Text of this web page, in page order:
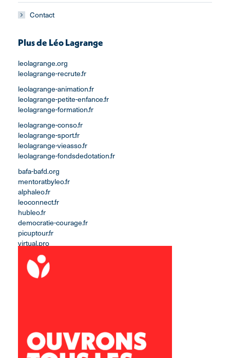
Contact
Plus de Léo Lagrange
leolagrange.org
leolagrange-recrute.fr
leolagrange-animation.fr
leolagrange-petite-enfance.fr
leolagrange-formation.fr
leolagrange-conso.fr
leolagrange-sport.fr
leolagrange-vieasso.fr
leolagrange-fondsdedotation.fr
bafa-bafd.org
mentoratbyleo.fr
alphaleo.fr
leoconnect.fr
hubleo.fr
democratie-courage.fr
picuptour.fr
virtual.pro
eveleo.fr
leolagrange.tv
leolagrange.io
74500 VINZIER
secretariat.gavot@leolagrange.org